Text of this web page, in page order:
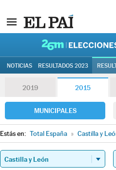
NOTICIAS RESULTADOS 2023
2019 2015
MUNICIPALES
Estás en: Total España » Castilla y